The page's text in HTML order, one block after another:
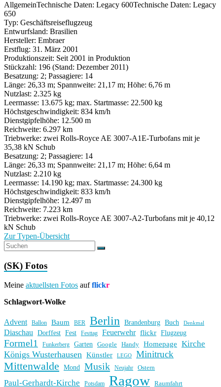
AllgemeinTechnische Daten: Legacy 600Technische Daten: Legacy
650
Typ: Geschäftsreiseflugzeug
Entwurfsland: Brasilien
Hersteller: Embraer
Erstflug: 31. März 2001
Produktionszeit: Seit 2001 in Produktion
Stückzahl: 196 (Stand: Dezember 2011)
Besatzung: 2; Passagiere: 14
Länge: 26,33 m; Spannweite: 21,17 m; Höhe: 6,76 m
Nutzlast: 2.325 kg
Leermasse: 13.675 kg; max. Startmasse: 22.500 kg
Höchstgeschwindigkeit: 834 km/h
Dienstgipfelhöhe: 12.500 m
Reichweite: 6.297 km
Triebwerke: zwei Rolls-Royce AE 3007-A1E-Turbofans mit je
35,38 kN Schub
Besatzung: 2; Passagiere: 14
Länge: 26,33 m; Spannweite: 21,17 m; Höhe: 6,64 m
Nutzlast: 2.210 kg
Leermasse: 14.190 kg; max. Startmasse: 24.300 kg
Höchstgeschwindigkeit: 833 km/h
Dienstgipfelhöhe: 12.497 m
Reichweite: 7.223 km
Triebwerke: zwei Rolls-Royce AE 3007-A2-Turbofans mit je 40,12
kN Schub
Zur Typen-Übersicht
(SK) Fotos
Meine aktuellsten Fotos aufflickr
Schlagwort-Wolke
Advent Ballon Baum BER Berlin Brandenburg Buch Denkmal
Diaschau Dorffest Fest Festtag Feuerwehr flickr Flugzeug
Formel1 Funkerberg Garten Google Handy Homepage Kirche
Königs Wusterhausen Künstler LEGO Minitruck
Mittenwalde Mond Musik Neujahr Ostern
Paul-Gerhardt-Kirche Potsdam Ragow Raumfahrt